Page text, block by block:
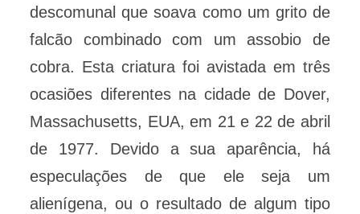
descomunal que soava como um grito de
falcão combinado com um assobio de
cobra. Esta criatura foi avistada em três
ocasiões diferentes na cidade de Dover,
Massachusetts, EUA, em 21 e 22 de abril
de 1977. Devido a sua aparência, há
especulações de que ele seja um
alienígena, ou o resultado de algum tipo